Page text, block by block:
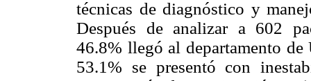
técnicas de diagnóstico y
Después de analizar a 602
46.8% llegó al departamento
53.1% se presentó con